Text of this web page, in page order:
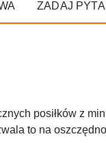
ZADAJ
posiłków z
to na